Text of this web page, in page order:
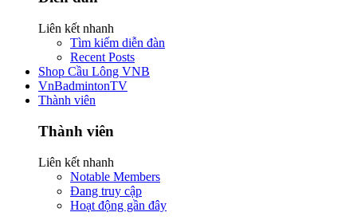
Liên kết nhanh
Tìm kiếm diễn đàn
Recent Posts
Shop Cầu Lông VNB
VnBadmintonTV
Thành viên
Thành viên
Liên kết nhanh
Notable Members
Đang truy cập
Hoạt động gần đây